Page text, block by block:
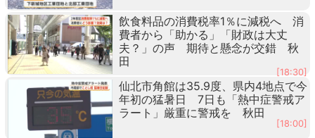
飲食料品の消費税率1％に減税へ 消
費者から「助かる」「財政は大丈
夫？」の声 期待と懸念が交錯 秋
田
[18:30]
仙北市角館は35.9度、県内4地点で今
年初の猛暑日 7日も「熱中症警戒ア
ラート」厳重に警戒を 秋田
[18:00]